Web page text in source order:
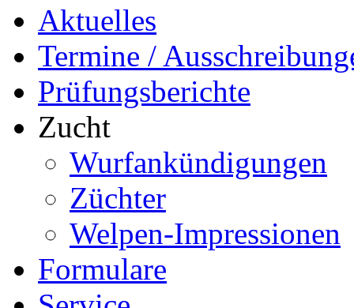
Aktuelles
Termine /
Prüfungsberichte
Zucht
Wurfankündigungen
Züchter
Welpen-Impressionen
Formulare